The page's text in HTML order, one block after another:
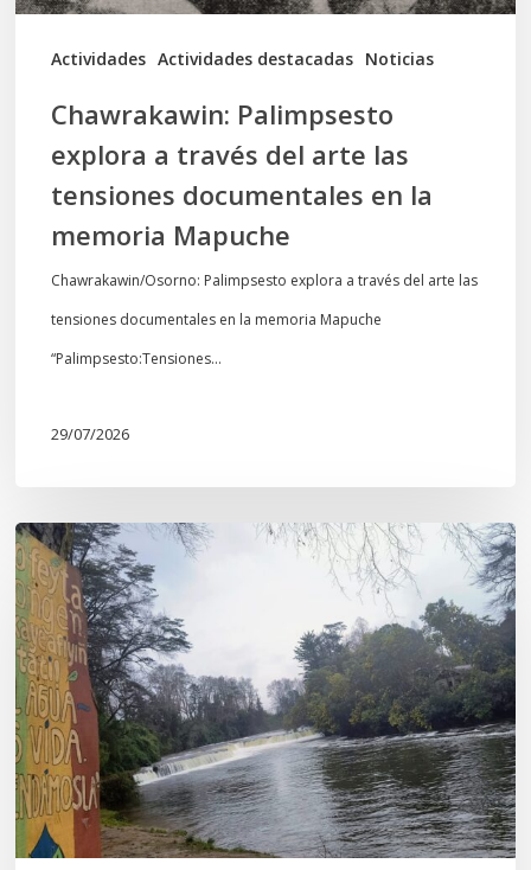
Actividades Actividades destacadas Noticias
tensiones
documentales
memoria
Mapuche
Chawrakawin: Palimpsesto
explora a través del arte las
tensiones documentales en la
memoria Mapuche
Chawrakawin/Osorno: Palimpsesto explora a través del arte las
tensiones documentales en la memoria Mapuche
“Palimpsesto:Tensiones…
29/07/2026
En
defensa
del
Salto
Donguil
y
el
territorio
Kuzpe